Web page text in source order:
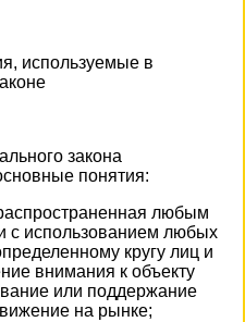
используемые в
закона
понятия:
любым
с использованием любых
кругу лиц и
внимания к объекту
или поддержание
на рынке;